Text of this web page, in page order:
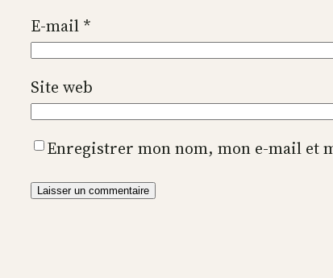
E-mail *
Site web
Enregistrer mon nom, mon e-mail et